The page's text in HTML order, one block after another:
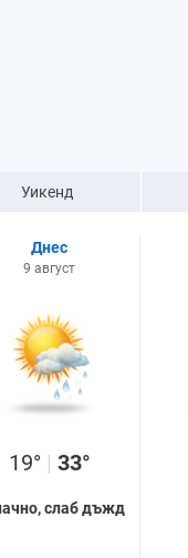
Уикенд
Днес
9 август
19° | 33°
слаб дъжд